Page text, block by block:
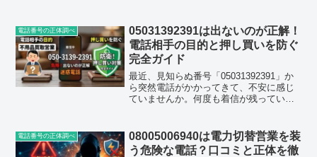
電話番号の正体調べ
05031392391は出ないのが正解！
電話相手の目的と押し買いを防ぐ
完全ガイド
最近、見知らぬ番号「05031392391」か
ら突然電話がかかってきて、不安に感じ
ていませんか。何度も着信が残っていた
れた方も多いはずです。結論からお伝え
すると、この0...
電話番号の正体調べ
08005006940は電力切替営業を装
う危険な電話？口コミと正体を徹